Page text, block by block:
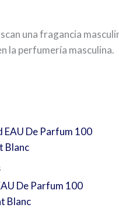
una fragancia
la perfumería masculina.
De Parfum 100
Blanc